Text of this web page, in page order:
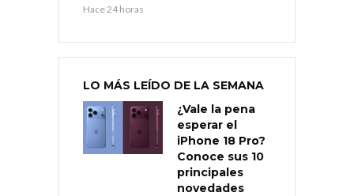
Hace 24 horas
LO MÁS LEÍDO DE LA SEMANA
¿Vale la pena
esperar el
iPhone 18 Pro?
Conoce sus 10
principales
novedades